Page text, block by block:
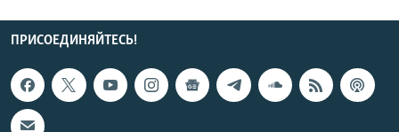
ПРИСОЕДИНЯЙТЕСЬ!